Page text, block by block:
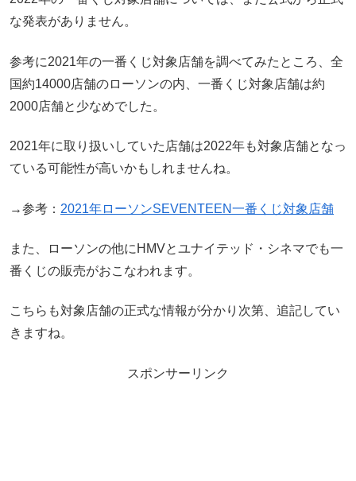
な発表がありません。
参考に2021年の一番くじ対象店舗を調べてみたところ、全
国約14000店舗のローソンの内、一番くじ対象店舗は約
2000店舗と少なめでした。
2021年に取り扱いしていた店舗は2022年も対象店舗となっ
ている可能性が高いかもしれませんね。
→参考： 2021年ローソンSEVENTEEN一番くじ対象店舗
また、ローソンの他にHMVとユナイテッド・シネマでも一
番くじの販売がおこなわれます。
こちらも対象店舗の正式な情報が分かり次第、追記してい
きますね。
スポンサーリンク